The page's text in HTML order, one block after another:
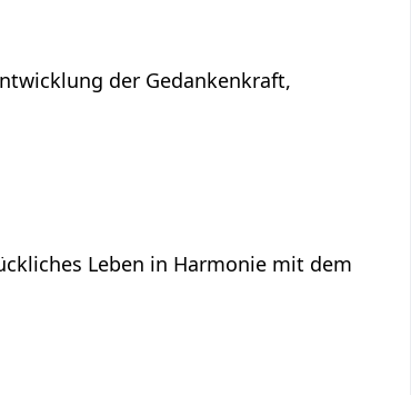
der Gedankenkraft,
Leben in Harmonie mit dem